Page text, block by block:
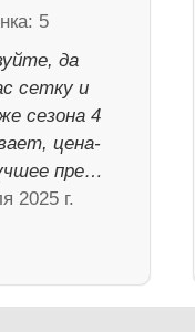
да
сетку и
сезона 4
цена-
пре…
2025 г.